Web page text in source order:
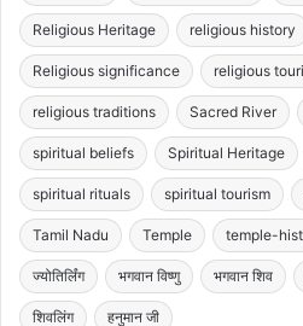
Religious Heritage religious history
Religious significance religious
religious traditions Sacred River
spiritual beliefs Spiritual Heritage
spiritual rituals spiritual tourism
Tamil Nadu Temple temple-
ज्योतिर्लिंग भगवान विष्णु भगवान शिव
शिवलिंग हनुमान जी